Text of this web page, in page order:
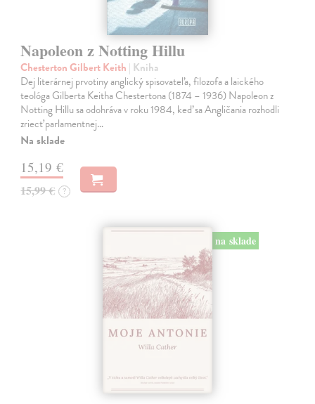
Napoleon z Notting Hillu
Chesterton Gilbert Keith | Kniha
Dej literárnej prvotiny anglický spisovateľa, filozofa a laického
teológa Gilberta Keitha Chestertona (1874 – 1936) Napoleon z
Notting Hillu sa odohráva v roku 1984, keď sa Angličania rozhodli
zriecť parlamentnej…
Na sklade
15,19 €
15,99 € ?
na sklade